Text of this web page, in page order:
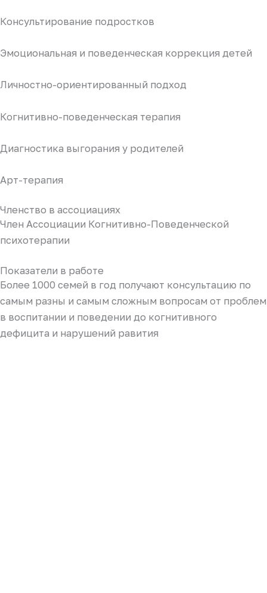
Консультирование подростков
Эмоциональная и поведенческая коррекция детей
Личностно-ориентированный подход
Когнитивно-поведенческая терапия
Диагностика выгорания у родителей
Арт-терапия
Членство в ассоциациях
Член Ассоциации Когнитивно-Поведенческой
психотерапии
Показатели в работе
Более 1000 семей в год получают консультацию по
самым разны и самым сложным вопросам от проблем
в воспитании и поведении до когнитивного
дефицита и нарушений равития